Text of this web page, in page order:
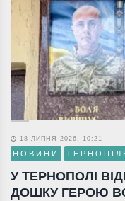
18 ЛИПНЯ 2026, 10:21
НОВИНИ
У ТЕРНОПОЛІ
ДОШКУ ГЕРОЮ